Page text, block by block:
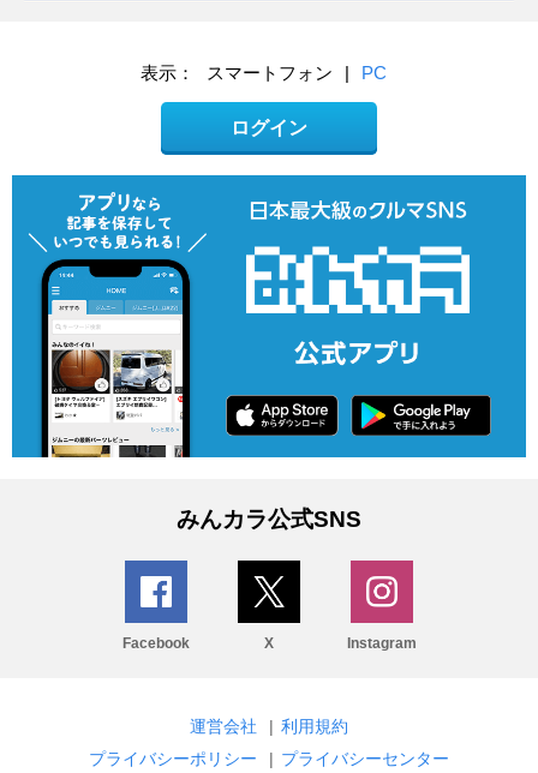
表示： スマートフォン | PC
ログイン
みんカラ公式SNS
Facebook X Instagram
運営会社 | 利用規約
プライバシーポリシー
| プライバシーセンター